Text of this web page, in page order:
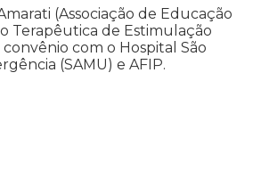
(Associação de Educação
Terapêutica de Estimulação
com o Hospital São
(SAMU) e AFIP.